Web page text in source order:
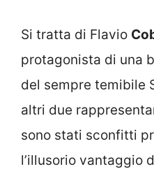
Si tratta di Flavio
protagonista di una
del sempre temibile
altri due
sono stati sconfitti
l’illusorio vantaggio